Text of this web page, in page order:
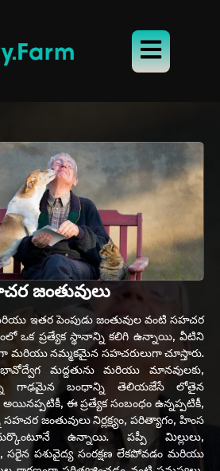
జంతువులు
మరియు ఇతర పెంపుడు జంతువుల వంటి సహచర
ఒక ప్రత్యేక స్థానాన్ని కలిగి ఉన్నాయి, వీటిని
మరియు నమ్మకమైన సహచరులుగా చూస్తారు.
మద్దతును మరియు మానవులకు,
గాఢమైన బంధాన్ని తెలియజేసే లోతైన
అయినప్పటికీ, ఈ ప్రత్యేక సంబంధం ఉన్నప్పటికీ,
జంతువులు నిర్లక్ష్యం, పరిత్యాగం, హింస
ఉన్నాయి. పప్పీ మిల్లులు,
పశువైద్య సంరక్షణ లేకపోవడం మరియు